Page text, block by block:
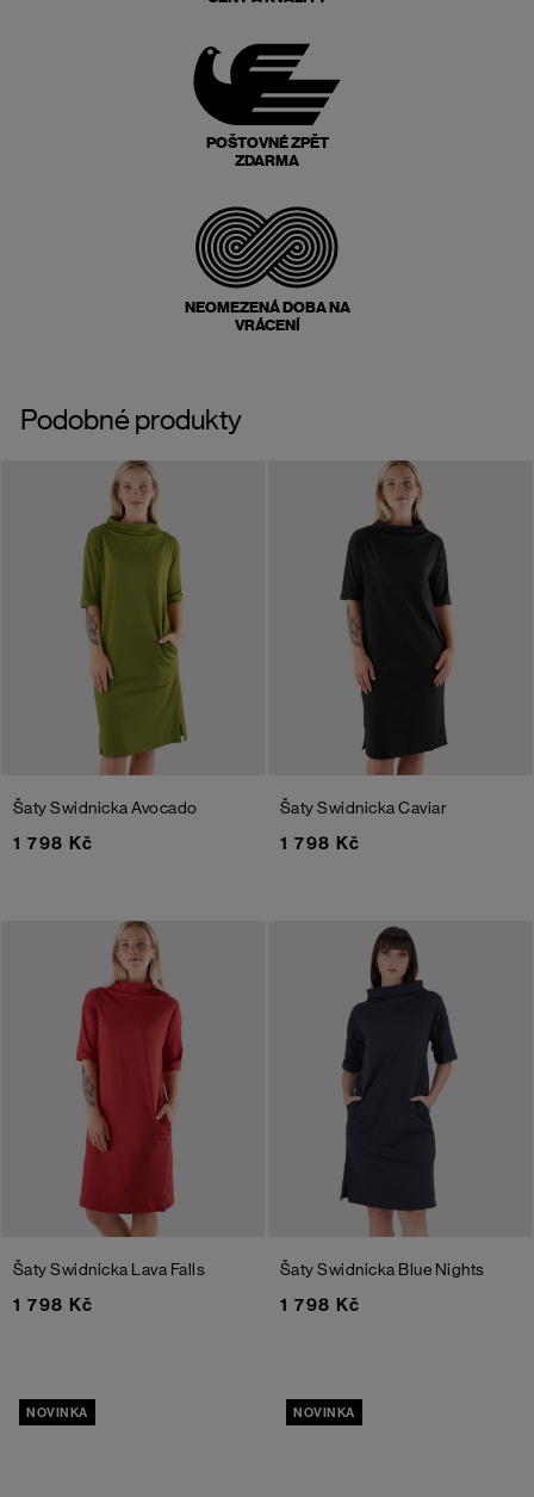
POŠTOVNÉ ZPĚT
ZDARMA
NEOMEZENÁ DOBA NA
VRÁCENÍ
Podobné produkty
Šaty SwidnickaAvocado
1 798 Kč
Šaty SwidnickaCaviar
1 798 Kč
Šaty Swidnicka Lava Falls
1 798 Kč
Šaty Swidnicka Blue Nights
1 798 Kč
NOVINKA NOVINKA